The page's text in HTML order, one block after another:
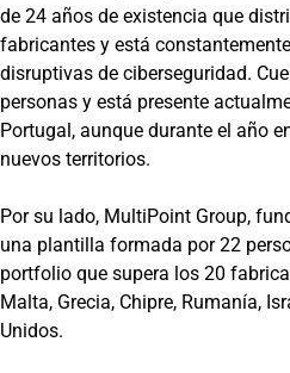
de 24 años de existencia que
fabricantes y está
disruptivas de ciberseguridad.
personas y está presente
Portugal, aunque durante el año
nuevos territorios.
Por su lado, MultiPoint Group,
una plantilla formada por 22
portfolio que supera los 20
Malta, Grecia, Chipre, Rumanía,
Unidos.